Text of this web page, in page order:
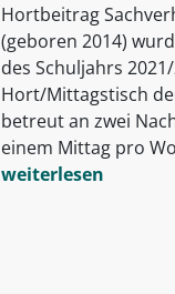
Hortbeitrag
(geboren 2014)
des Schuljahrs
Hort/Mittagstisch
betreut an zwei
einem Mittag pro
weiterlesen